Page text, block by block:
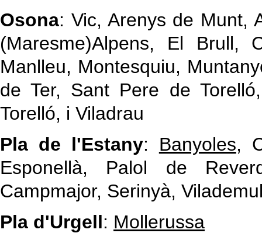
Osona: Vic, Arenys de Munt,
(Maresme)Alpens, El Brull,
Manlleu, Montesquiu,
de Ter, Sant Pere de
Torelló, i Viladrau
Pla de l'Estany: Banyoles,
Esponellà, Palol de
Campmajor, Serinyà,
Pla d'Urgell: Mollerussa